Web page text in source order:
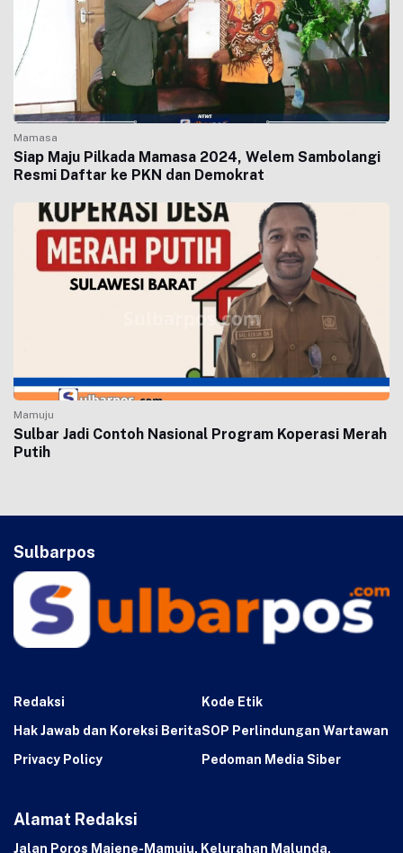
Mamasa
Siap Maju Pilkada Mamasa 2024, Welem Sambolangi
Resmi Daftar ke PKN dan Demokrat
Mamuju
Sulbar Jadi Contoh Nasional Program Koperasi Merah
Putih
Sulbarpos
Redaksi
Kode Etik
Hak Jawab dan Koreksi BeritaSOP Perlindungan Wartawan
Privacy Policy
Pedoman Media Siber
Alamat Redaksi
Jalan Poros Majene-Mamuju, Kelurahan Malunda,